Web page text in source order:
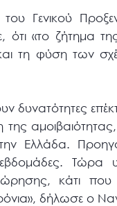
Γενικού
ότι «το ζήτημα
και τη φύση των
δυνατότητες
αμοιβαιότητας,
Ελλάδα.
Τώρα
κάτι
δήλωσε ο